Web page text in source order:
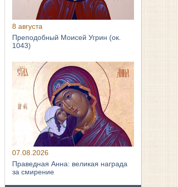
8 августа
Преподобный Моисей Угрин (ок.
1043)
07.08.2026
Праведная Анна: великая награда
за смирение